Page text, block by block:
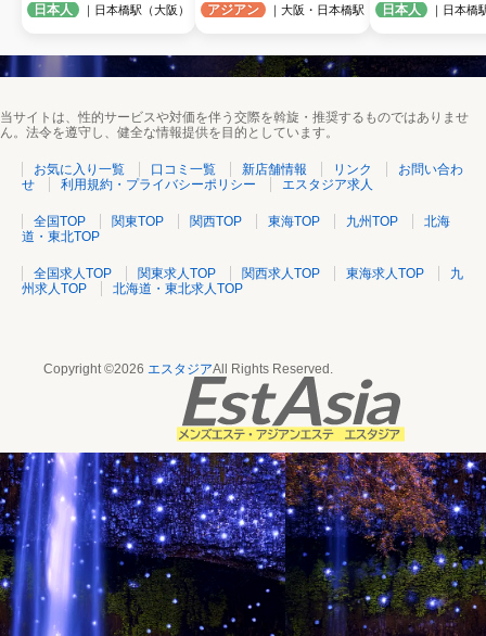
日本人 ｜日本橋駅（大阪） アジアン ｜大阪・日本橋駅 日本人 ｜日本橋
当サイトは、性的サービスや対価を伴う交際を斡旋・推奨するものではありませ
ん。法令を遵守し、健全な情報提供を目的としています。
お気に入り一覧 口コミ一覧 新店舗情報 リンク
お問い合わ
せ
利用規約・プライバシーポリシー エスタジア求人
全国TOP 関東TOP 関西TOP 東海TOP 九州TOP
北海
道・東北TOP
全国求人TOP 関東求人TOP 関西求人TOP 東海求人TOP
九
州求人TOP
北海道・東北求人TOP
Copyright ©2026 エスタジアAll Rights Reserved.